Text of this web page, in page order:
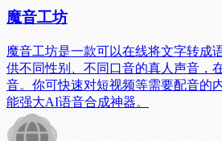
魔音工坊
魔音工坊是一款可以在线将文字转成
供不同性别、不同口音的真人声音，
音。你可快速对短视频等需要配音的
能强大AI语音合成神器。